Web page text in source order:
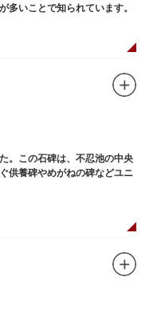
多いことで知られています。
。この石碑は、不忍池の中央
供養碑やめがねの碑などユニ